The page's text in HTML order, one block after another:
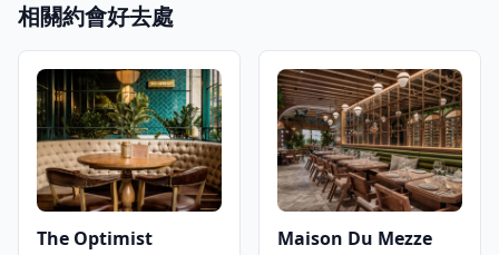
相關約會好去處
The Optimist Maison Du Mezze